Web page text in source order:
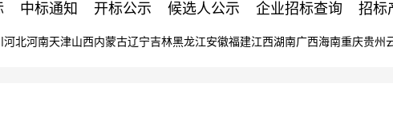
中标通知 开标公示 候选人公示 企业招标查询 招标
河北河南天津山西内蒙古辽宁吉林黑龙江安徽福建江西湖南广西海南重庆贵州